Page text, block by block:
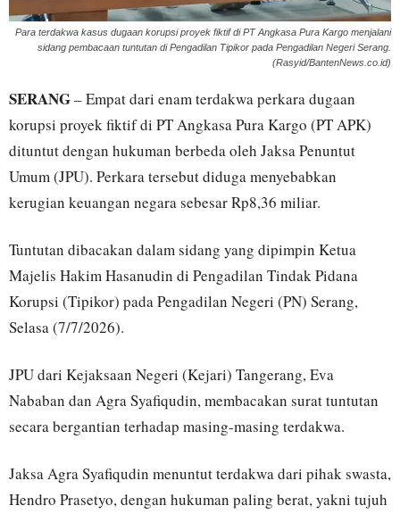
Para terdakwa kasus dugaan korupsi proyek fiktif di PT Angkasa Pura Kargo menjalani
sidang pembacaan tuntutan di Pengadilan Tipikor pada Pengadilan Negeri Serang.
(Rasyid/BantenNews.co.id)
SERANG– Empat dari enam terdakwa perkara dugaan
korupsi proyek fiktif di PT Angkasa Pura Kargo (PT APK)
dituntut dengan hukuman berbeda oleh Jaksa Penuntut
Umum (JPU). Perkara tersebut diduga menyebabkan
kerugian keuangan negara sebesar Rp8,36 miliar.
Tuntutan dibacakan dalam sidang yang dipimpin Ketua
Majelis Hakim Hasanudin di Pengadilan Tindak Pidana
Korupsi (Tipikor) pada Pengadilan Negeri (PN) Serang,
Selasa (7/7/2026).
JPU dari Kejaksaan Negeri (Kejari) Tangerang, Eva
Nababan dan Agra Syafiqudin, membacakan surat tuntutan
secara bergantian terhadap masing-masing terdakwa.
Jaksa Agra Syafiqudin menuntut terdakwa dari pihak swasta,
Hendro Prasetyo, dengan hukuman paling berat, yakni tujuh